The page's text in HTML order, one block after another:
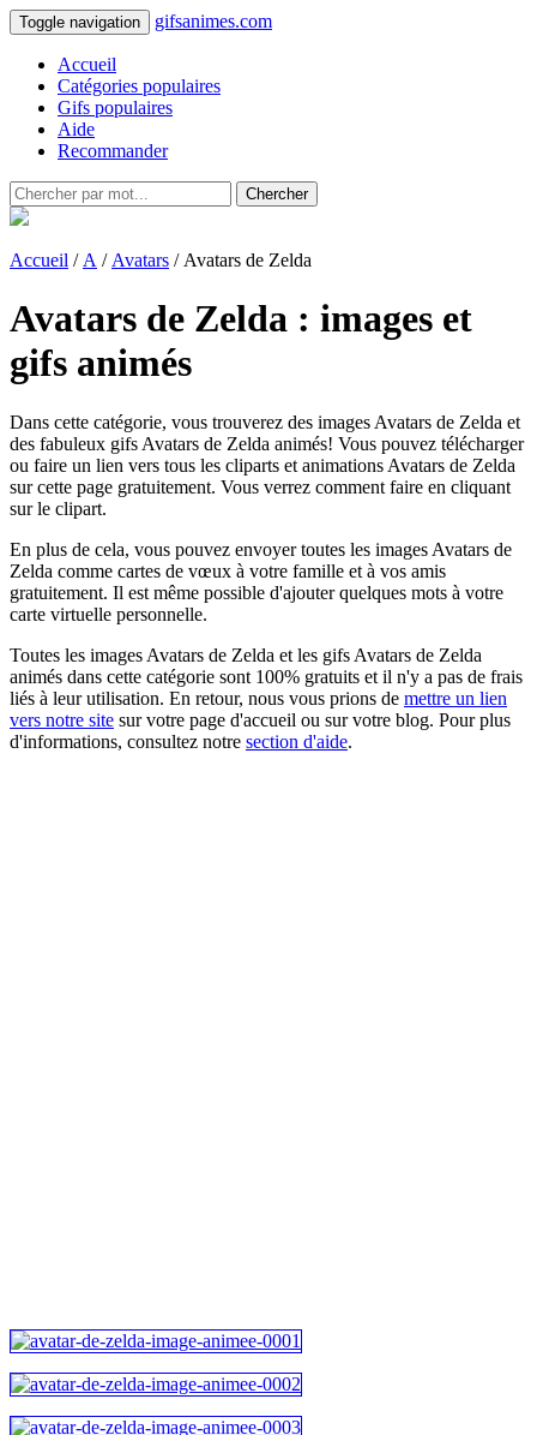
Toggle navigation gifsanimes.com
Accueil
Catégories populaires
Gifs populaires
Aide
Recommander
Chercher
Accueil / A / Avatars / Avatars de Zelda
Avatars de Zelda : images et
gifs animés
Dans cette catégorie, vous trouverez des images Avatars de Zelda et
des fabuleux gifs Avatars de Zelda animés! Vous pouvez télécharger
ou faire un lien vers tous les cliparts et animations Avatars de Zelda
sur cette page gratuitement. Vous verrez comment faire en cliquant
sur le clipart.
En plus de cela, vous pouvez envoyer toutes les images Avatars de
Zelda comme cartes de vœux à votre famille et à vos amis
gratuitement. Il est même possible d'ajouter quelques mots à votre
carte virtuelle personnelle.
Toutes les images Avatars de Zelda et les gifs Avatars de Zelda
animés dans cette catégorie sont 100% gratuits et il n'y a pas de frais
liés à leur utilisation. En retour, nous vous prions de mettre un lien
vers notre site sur votre page d'accueil ou sur votre blog. Pour plus
d'informations, consultez notre section d'aide.